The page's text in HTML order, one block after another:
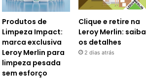
Produtos de
Limpeza Impact:
marca exclusiva
Leroy Merlin para
limpeza pesada
sem esforço
Clique e retire na
Leroy Merlin: saiba
os detalhes
2 dias atrás